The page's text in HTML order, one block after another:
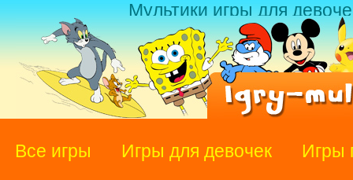
Мультики игры для
Все игры Игры для девочек Игры